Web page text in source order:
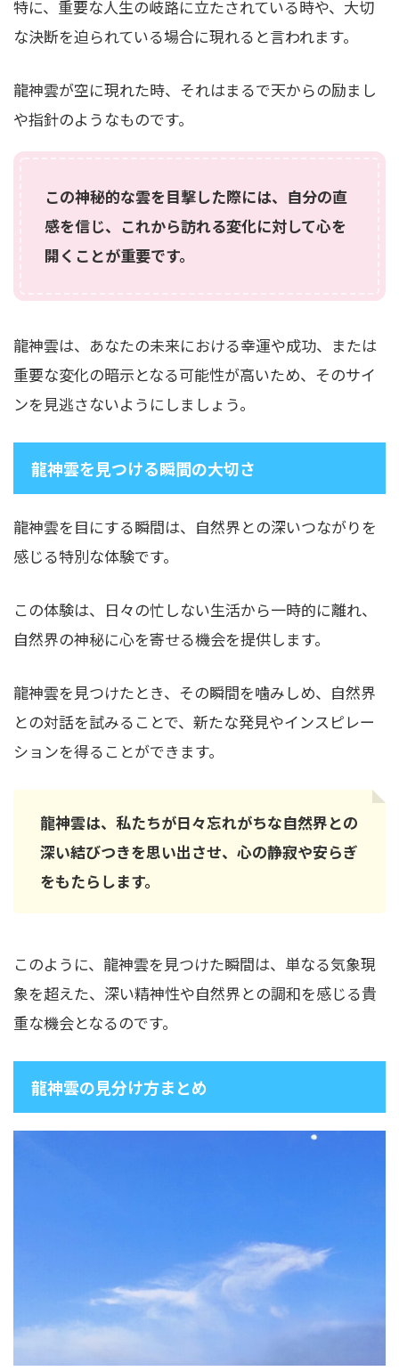
特に、重要な人生の岐路に立たされている時や、大切
な決断を迫られている場合に現れると言われます。
龍神雲が空に現れた時、それはまるで天からの励まし
や指針のようなものです。
この神秘的な雲を目撃した際には、自分の直
感を信じ、これから訪れる変化に対して心を
開くことが重要です。
龍神雲は、あなたの未来における幸運や成功、または
重要な変化の暗示となる可能性が高いため、そのサイ
ンを見逃さないようにしましょう。
龍神雲を見つける瞬間の大切さ
龍神雲を目にする瞬間は、自然界との深いつながりを
感じる特別な体験です。
この体験は、日々の忙しない生活から一時的に離れ、
自然界の神秘に心を寄せる機会を提供します。
龍神雲を見つけたとき、その瞬間を噛みしめ、自然界
との対話を試みることで、新たな発見やインスピレー
ションを得ることができます。
龍神雲は、私たちが日々忘れがちな自然界との
深い結びつきを思い出させ、心の静寂や安らぎ
をもたらします。
このように、龍神雲を見つけた瞬間は、単なる気象現
象を超えた、深い精神性や自然界との調和を感じる貴
重な機会となるのです。
龍神雲の見分け方まとめ